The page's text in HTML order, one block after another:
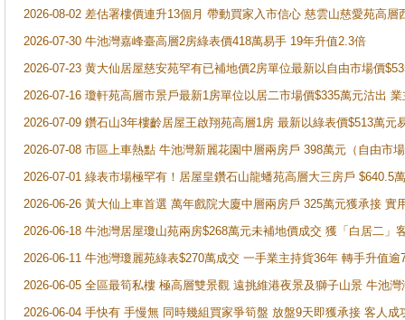
2026-08-02 差估署樓價連升13個月 帶動買家入市信心 慈雲山慈愛苑高層
2026-07-30 牛池灣嘉峰臺高層2房綠表價418萬易手 19年升值2.3倍
2026-07-23 黄大仙居屋慈安苑罕有已補地價2房單位最新以自由市場價
2026-07-16 瓊軒苑高層市景戶最新1房單位以居二市場價$335萬元沽出
2026-07-09 鑽石山3年樓齡居屋王啟翔苑高層1房 最新以綠表價$513萬元
2026-07-08 市區上車熱點 牛池灣新麗花園中層兩房戶 398萬元（自由市
2026-07-01 綠表市場極罕有！居屋皇鑽石山龍蟠苑高層大三房戶
2026-06-26 黃大仙上車首選 萬年戲院大廈中層兩房戶 325萬元獲承接 實
2026-06-18 牛池灣居屋瓊山苑兩房$268萬元未補地價成交 獲「白居二」
2026-06-11 牛池灣瓊麗苑綠表$270萬成交 一手業主持貨36年 轉手升值逾
2026-06-05 全區最筍私樓 極高層雙景觀 遠挑維港夜景及獅子山景 牛池
2026-06-04 手快有 手慢無 同時幾組買家爭筍盤 放盤9天即獲承接 客人